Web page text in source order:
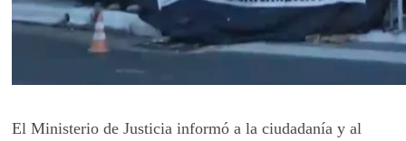
El Ministerio de Justicia informó a la ciudadanía y al